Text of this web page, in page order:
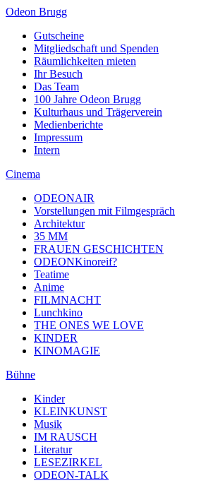
Odeon Brugg
Gutscheine
Mitgliedschaft und Spenden
Räumlichkeiten mieten
Ihr Besuch
Das Team
100 Jahre Odeon Brugg
Kulturhaus und Trägerverein
Medienberichte
Impressum
Intern
Cinema
ODEONAIR
Vorstellungen mit Filmgespräch
Architektur
35 MM
FRAUEN GESCHICHTEN
ODEONKinoreif?
Teatime
Anime
FILMNACHT
Lunchkino
THE ONES WE LOVE
KINDER
KINOMAGIE
Bühne
Kinder
KLEINKUNST
Musik
IM RAUSCH
Literatur
LESEZIRKEL
ODEON-TALK